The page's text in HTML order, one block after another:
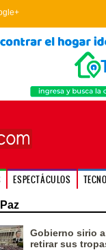
ESPECTÁCULOS
Gobierno sirio
retirar sus